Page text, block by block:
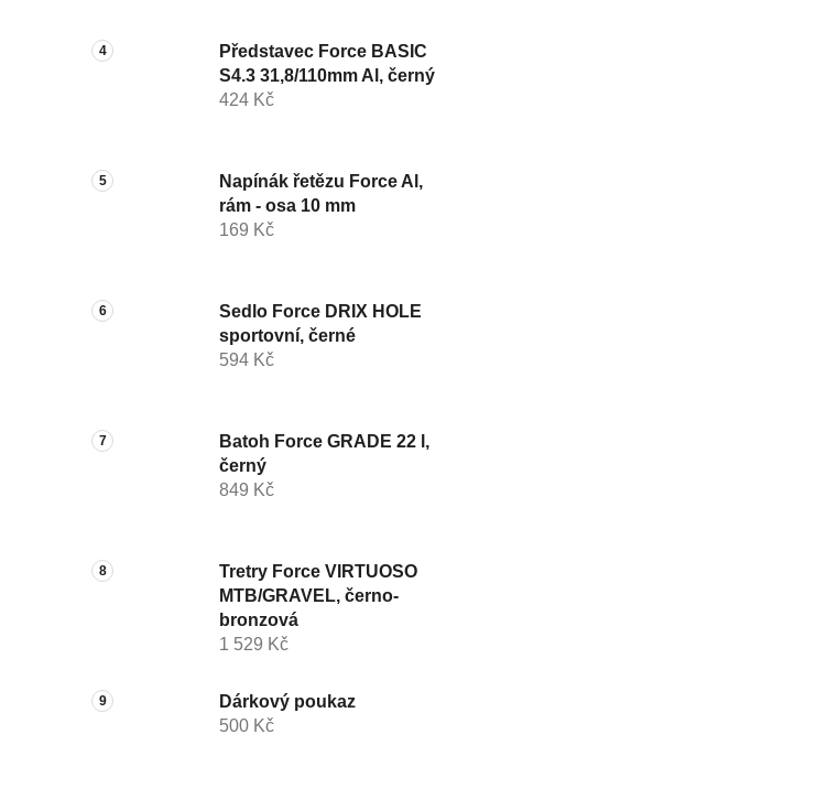
Představec Force BASIC
S4.3 31,8/110mm Al, černý
424 Kč
Napínák řetězu Force Al,
rám - osa 10 mm
169 Kč
Sedlo Force DRIX HOLE
sportovní, černé
594 Kč
Batoh Force GRADE 22 l,
černý
849 Kč
Tretry Force VIRTUOSO
MTB/GRAVEL, černo-
bronzová
1 529 Kč
Dárkový poukaz
500 Kč